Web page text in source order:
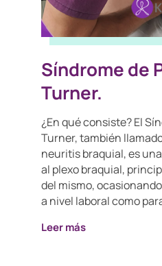
Síndrome de
Turner.
¿En qué consiste? El
Turner, también
neuritis braquial, es
al plexo braquial,
del mismo,
a nivel laboral como
Leer más